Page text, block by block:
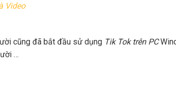
Video
cũng đã bắt đầu sử dụng Tik Tok trên PC
…